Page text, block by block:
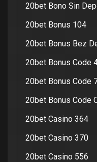
20bet Bono Sin
20bet Bonus 104
20bet Bonus Bez
20bet Bonus Code
20bet Bonus Code
20bet Bonus Code
20bet Casino 364
20bet Casino 370
20bet Casino 556